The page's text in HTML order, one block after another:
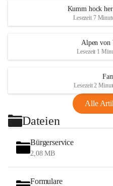
Kumm hock
Lesezeit 7
Alpen von
Lesezeit 1
Lesezeit 2
Alle
Dateien
Bürgerservice
2,08 MB
Formulare